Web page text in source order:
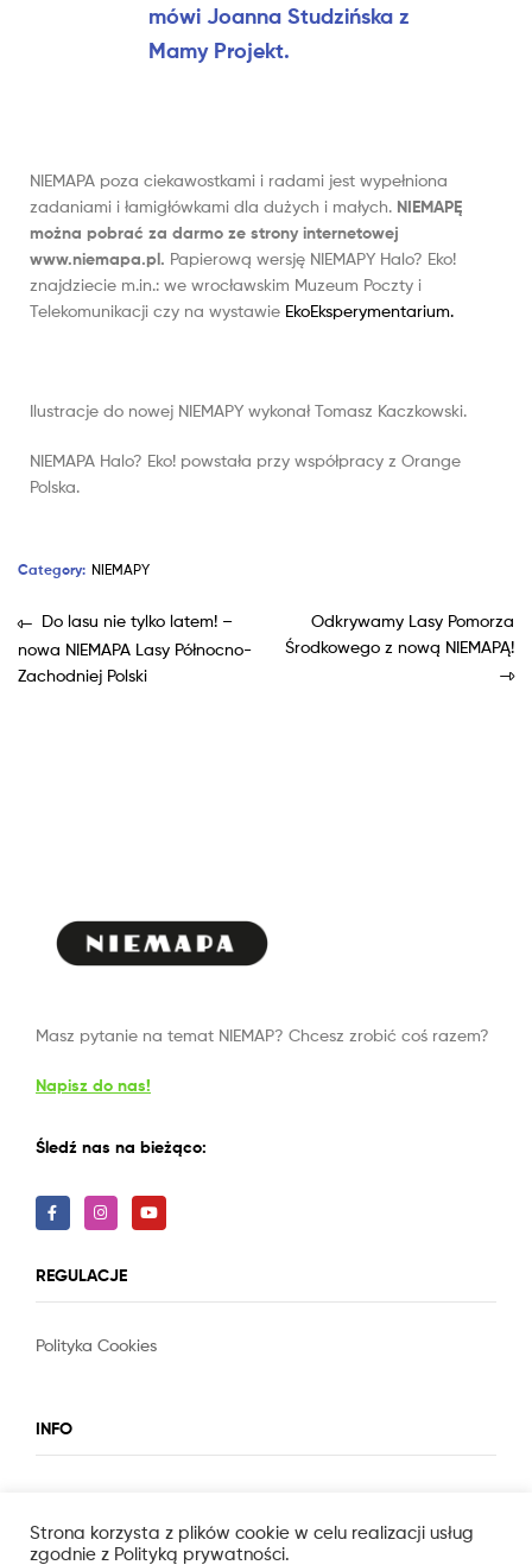
mówi Joanna Studzińska z
Mamy Projekt.
NIEMAPA poza ciekawostkami i radami jest wypełniona
zadaniami i łamigłówkami dla dużych i małych. NIEMAPĘ
można pobrać za darmo ze strony internetowej
www.niemapa.pl. Papierową wersję NIEMAPY Halo? Eko!
znajdziecie m.in.: we wrocławskim Muzeum Poczty i
Telekomunikacji czy na wystawie EkoEksperymentarium.
Ilustracje do nowej NIEMAPY wykonał Tomasz Kaczkowski.
NIEMAPA Halo? Eko! powstała przy współpracy z Orange
Polska.
Category: NIEMAPY
Do lasu nie tylko latem! –
nowa NIEMAPA Lasy Północno-
Zachodniej Polski
Odkrywamy Lasy Pomorza
Środkowego z nową NIEMAPĄ!
Masz pytanie na temat NIEMAP? Chcesz zrobić coś razem?
Napisz do nas!
Śledź nas na bieżąco:
REGULACJE
Polityka Cookies
INFO
Strona korzysta z plików cookie w celu realizacji usług
zgodnie z Polityką prywatności.